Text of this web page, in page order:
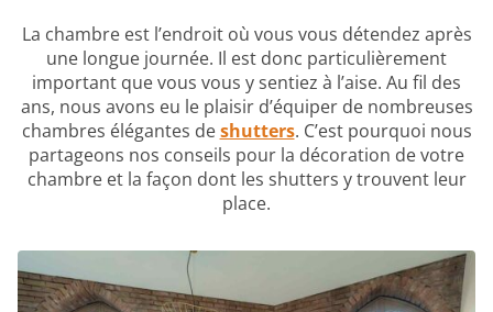
La chambre est l’endroit où vous vous détendez après
une longue journée. Il est donc particulièrement
important que vous vous y sentiez à l’aise. Au fil des
ans, nous avons eu le plaisir d’équiper de nombreuses
chambres élégantes deshutters. C’est pourquoi nous
partageons nos conseils pour la décoration de votre
chambre et la façon dont les shutters y trouvent leur
place.